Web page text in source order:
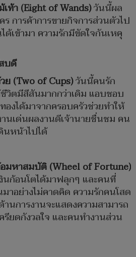
ท้า (Eight of Wands)วันนี้ผล
การค้าการขายกิจการส่วนตัวไป
ด้เข้าม​า ความรักมีขัดใจกันเหคุ
บดี
ย (Two of Cups)วันนี้คนรัก
ชีวิตมีสีสันมากกว่าเดิม แอบชอบ
องได้มาจากครอบครัวช่วยทำให้
นเด่นผลงานดีเจ้านายชื่นชม คน
นหน้าไปได้
มหาสมบัติ (Wheel of Fortune)
นก้อนโตได้มาฟลุกๆ​ และคนที่
าอย่างไม่คาดคิด ความรักคนโสด
นการงานจะแสดงความสามารถ
รียดกังวลใจ และคนทำงานส่วน